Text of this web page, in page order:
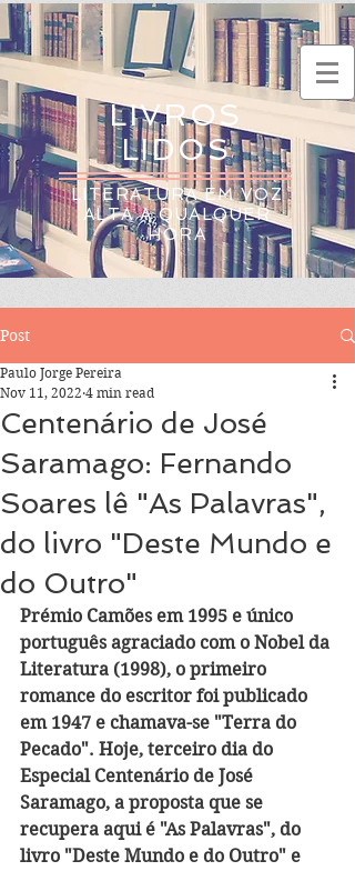
LIVROS
LIDOS
LITERATURA EM VOZ
ALTA A QUALQUER
HORA
Post
Centenário de José
Saramago: Fernando
Soares lê "As Palavras",
do livro "Deste Mundo e
do Outro"
Paulo Jorge Pereira
Nov 11, 2022 4 min read
Prémio Camões em 1995 e único
português agraciado com o Nobel da
Literatura (1998), o primeiro
romance do escritor foi publicado
em 1947 e chamava-se "Terra do
Pecado". Hoje, terceiro dia do
Especial Centenário de José
Saramago, a proposta que se
recupera aqui é "As Palavras", do
livro "Deste Mundo e do Outro" e